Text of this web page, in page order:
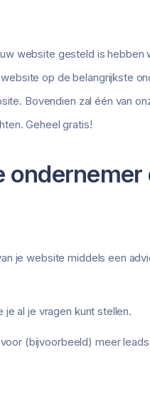
website gesteld is
op de belangrijkste
Bovendien zal één van
Geheel gratis!
je website middels een
al je vragen kunt stellen.
(bijvoorbeeld) meer